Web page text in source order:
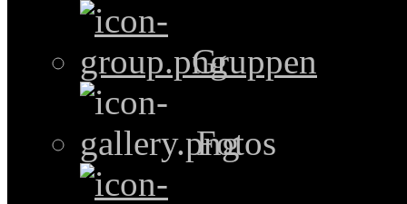
Gruppen
Fotos